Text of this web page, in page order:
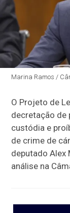
Marina Ramos /
O Projeto de
decretação de
custódia e
de crime de
deputado Alex
análise na